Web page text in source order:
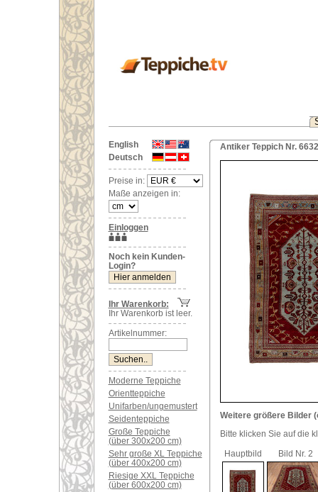
English
Deutsch
Preise in:
Maße anzeigen in:
Einloggen
Noch kein Kunden-
Login?
Ihr Warenkorb:
Ihr Warenkorb ist leer.
Artikelnummer:
Moderne Teppiche
Orientteppiche
Unifarben/ungemustert
Seidenteppiche
Große Teppiche
(über 300x200 cm)
Sehr große XL Teppiche
(über 400x200 cm)
Riesige XXL Teppiche
(über 600x200 cm)
Antiker Teppich Nr.
Weitere größere Bilder
Bitte klicken Sie auf die
Hauptbild
Bild Nr. 2